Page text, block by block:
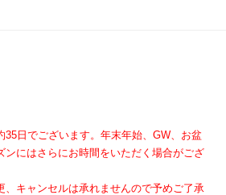
日でございます。年末年始、GW、お盆
ンにはさらにお時間をいただく場合がござ
、キャンセルは承れませんので予めご了承